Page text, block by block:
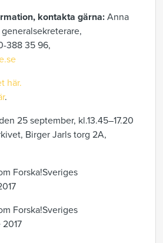
kontakta gärna: Anna
388 35 96,
här.
.
25 september, kl.13.45–17.20
Birger Jarls torg 2A,
Forska!Sveriges
Forska!Sveriges